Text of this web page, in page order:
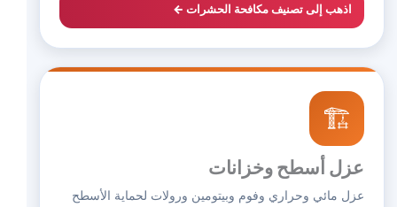
اذهب إلى تصنيف مكافحة الحشرات ←
🏗️
عزل أسطح وخزانات
عزل مائي وحراري وفوم وبيتومين ورولات لحماية الأسطح